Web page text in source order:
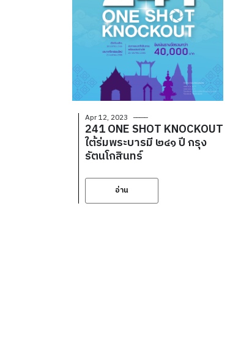
Apr 12, 2023
241 ONE SHOT KNOCKOUT
ใต้ร่มพระบารมี ๒๔๑ ปี กรุง
รัตนโกสินทร์
อ่าน